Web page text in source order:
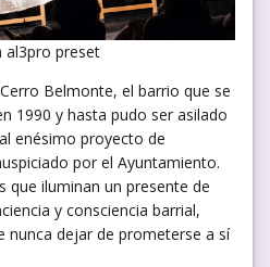
al3pro preset
Belmonte, el barrio que se
1990 y hasta pudo ser asilado
enésimo proyecto de
por el Ayuntamiento.
que iluminan un presente de
y consciencia barrial,
nunca dejar de prometerse a sí